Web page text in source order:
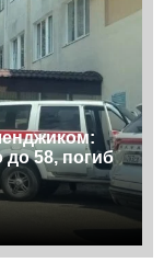
58, погиб